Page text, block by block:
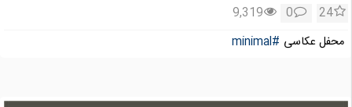
24
0
9,319
محفل عکاسی #minimal